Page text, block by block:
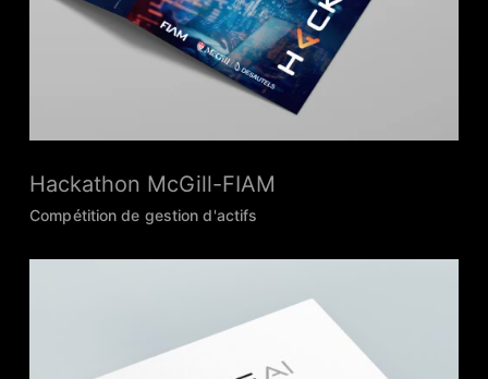
Hackathon McGill-FIAM
Compétition de gestion d'actifs